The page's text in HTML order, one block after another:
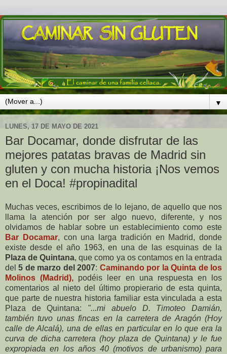
▼
LUNES, 17 DE MAYO DE 2021
Bar Docamar, donde disfrutar de las
mejores patatas bravas de Madrid sin
gluten y con mucha historia ¡Nos vemos
en el Doca! #propinadital
Muchas veces, escribimos de lo lejano, de aquello que nos
llama la atención por ser algo nuevo, diferente, y nos
olvidamos de hablar sobre un establecimiento como este
Bar Docamar, con una larga tradición en Madrid, donde
existe desde el año 1963, en una de las esquinas de la
Plaza de Quintana, que como ya os contamos en la entrada
del5 de marzo del 2007: Caminando por la Quinta de los
Molinos (Madrid), podéis leer en una respuesta en los
comentarios al nieto del último propierario de esta quinta,
que parte de nuestra historia familiar esta vinculada a esta
Plaza de Quintana: "...mi abuelo D. Timoteo Damián,
también tuvo unas fincas en la carretera de Aragón (Hoy
calle de Alcalá), una de ellas en particular en lo que era la
curva de dicha carretera (hoy plaza de Quintana) y le fue
expropiada en los años 40 (motivos de urbanismo) para